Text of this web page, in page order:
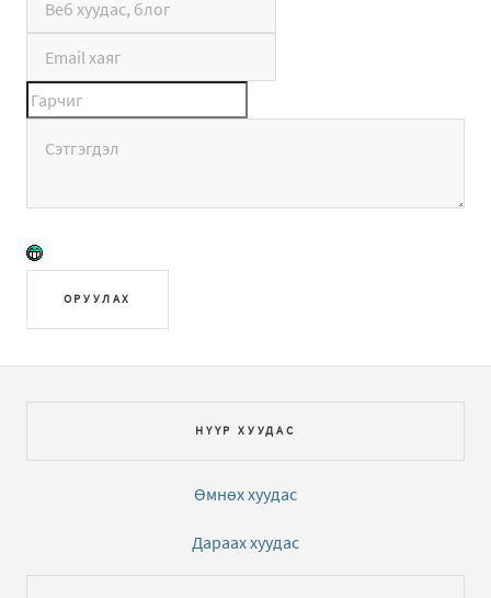
ОРУУЛАХ
НҮҮР ХУУДАС
Өмнөх хуудас
Дараах хуудас